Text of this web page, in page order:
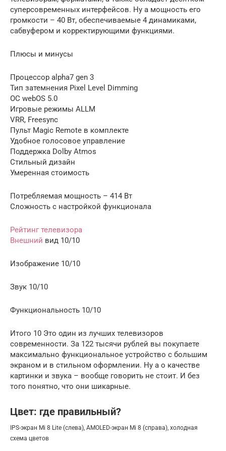
суперсовременных интерфейсов. Ну а мощность его
громкости – 40 Вт, обеспечиваемые 4 динамиками,
сабвуфером и корректирующими функциями.
Плюсы и минусы
Процессор alpha7 gen 3
Тип затемнения Pixel Level Dimming
ОС webOS 5.0
Игровые режимы ALLM
VRR, Freesync
Пульт Magic Remote в комплекте
Удобное голосовое управление
Поддержка Dolby Atmos
Стильный дизайн
Умеренная стоимость
Потребляемая мощность – 414 Вт
Сложность с настройкой функционала
Рейтинг телевизора
Внешний вид 10/10
Изображение 10/10
Звук 10/10
Функциональность 10/10
Итого 10 Это один из лучших телевизоров
современности. За 122 тысячи рублей вы покупаете
максимально функциональное устройство с большим
экраном и в стильном оформлении. Ну а о качестве
картинки и звука – вообще говорить не стоит. И без
того понятно, что они шикарные.
Цвет: где правильный?
IPS-экран Mi 8 Lite (слева), AMOLED-экран Mi 8 (справа), холодная
схема цветов